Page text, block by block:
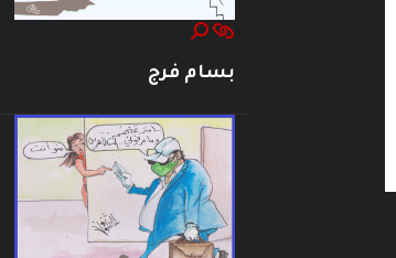
بسام فرج